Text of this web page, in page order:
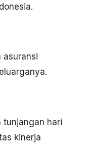
asuransi
tunjangan hari
kinerja